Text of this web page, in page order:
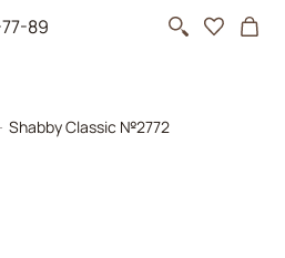
89
Shabby Classic №2772